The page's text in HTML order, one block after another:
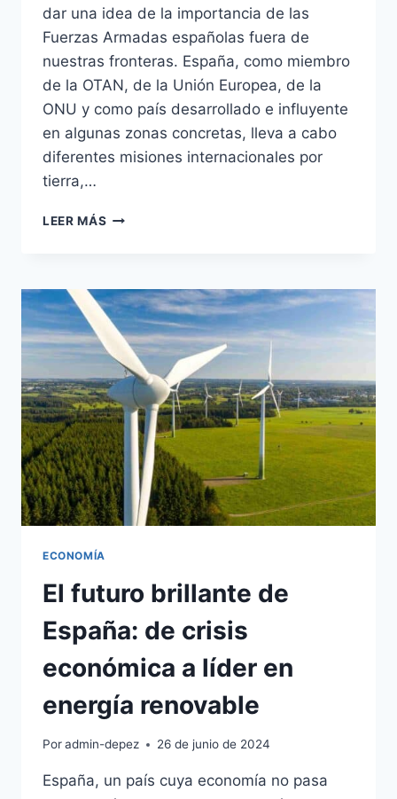
dar una idea de la importancia de las
Fuerzas Armadas españolas fuera de
nuestras fronteras. España, como miembro
de la OTAN, de la Unión Europea, de la
ONU y como país desarrollado e influyente
en algunas zonas concretas, lleva a cabo
diferentes misiones internacionales por
tierra,…
LEER MÁS CÓMO
ESPAÑOLAS
PROTEGEN
EL
MUNDO:
17
MISIONES
INTERNACIONALES
ECONOMÍA
El futuro brillante de
España: de crisis
económica a líder en
energía renovable
Poradmin-depez 26 de junio de 2024
España, un país cuya economía no pasa